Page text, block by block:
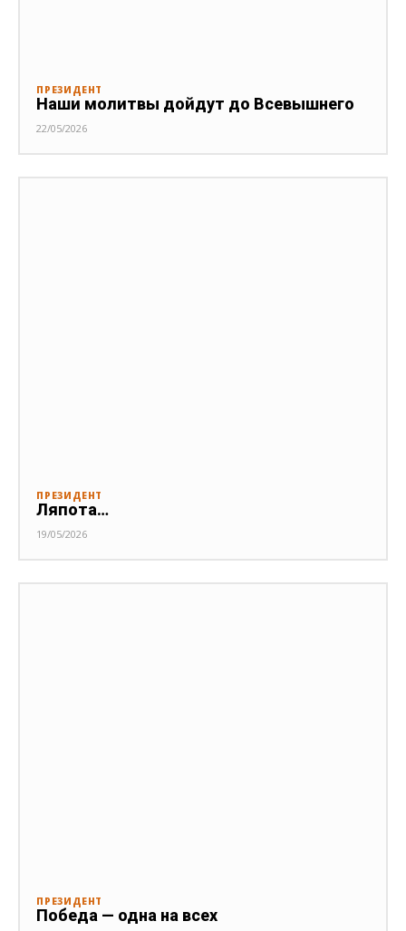
ПРЕЗИДЕНТ
Наши молитвы дойдут до Всевышнего
22/05/2026
ПРЕЗИДЕНТ
Ляпота…
19/05/2026
ПРЕЗИДЕНТ
Победа — одна на всех